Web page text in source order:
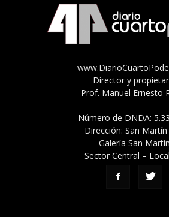
Director y
Prof. Manuel Ernesto
Número de DNDA:
Dirección: San
Galería San Martín
Sector Central –